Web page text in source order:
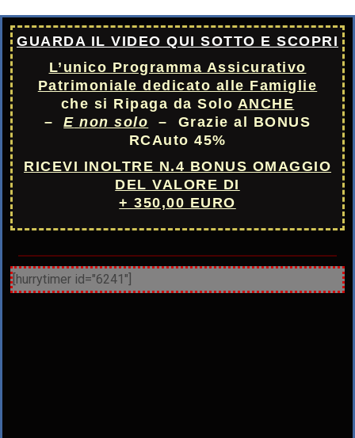
GUARDA IL VIDEO QUI SOTTO E SCOPRI
L’unico Programma Assicurativo
Patrimoniale dedicato alle Famiglie
che si Ripaga da Solo ANCHE
–E non solo
– Grazie al BONUS
RCAuto 45%
RICEVI INOLTRE N.4 BONUS OMAGGIO
DEL VALORE DI
+ 350,00 EURO
[hurrytimer id="6241"]